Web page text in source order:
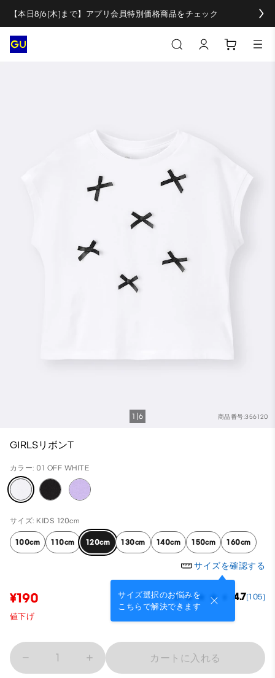
【本日8/6(木)まで】アプリ会員特別価格商品をチェック
商品番号:356120
1 6
GIRLSリボンT
カラー: 01 OFF WHITE
サイズ: KIDS 120cm
100cm 110cm 120cm 130cm 140cm 150cm 160cm
サイズを確認する
サイズ選択のお悩みを
こちらで解決できます
¥190 4.7(105)
値下げ
1 カートに入れる